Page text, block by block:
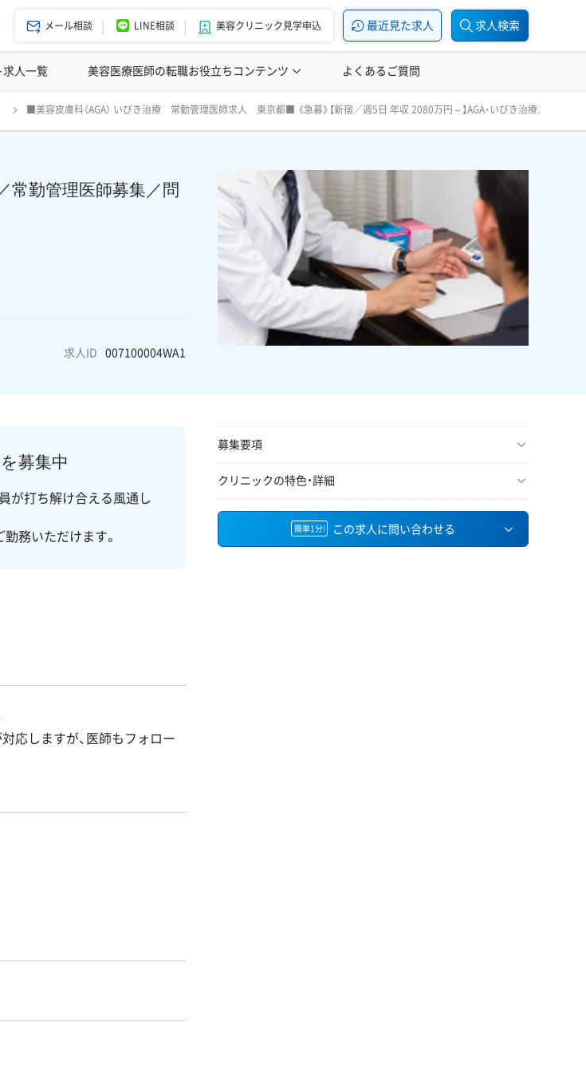
メール相談 LINE相談 美容クリニック見学申込 最近見た求人 求人検索
の強み エージェント紹介
求人一覧 美容医療医師の転職お役立ちコンテンツ
美容クリニックインタビュー 美容医療の転職お役立ち記事 美容医療辞典
よくあるご質問
■美容皮膚科（AGA） いびき治療 常勤管理医師求人 東京都■ 《急募》【新宿／週5日 年収 2080万円～】AGA・いびき治療／常勤
常勤管理医師募集／問
求人ID 007100004WA1
週5日 年収 2080万円～】AGA・いびき治療／常勤管理医師募集／問診業務メイン／週4日～OK／未経験
募集中
が打ち解け合える風通し
務いただけます。
応しますが、医師もフォロー
募集要項
クリニックの特色・詳細
簡単1分! この求人に問い合わせる